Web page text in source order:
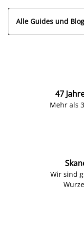
Alle Guides und
47
Mehr als
Wir sind